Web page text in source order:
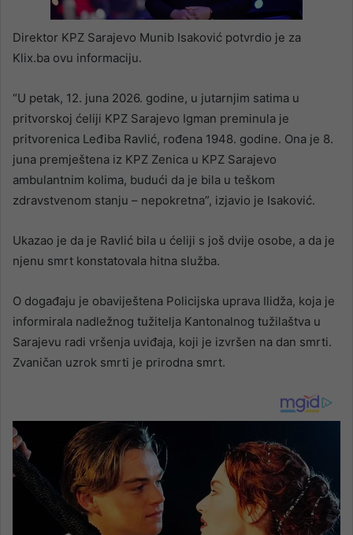
Direktor KPZ Sarajevo Munib Isaković potvrdio je za
Klix.ba ovu informaciju.
“U petak, 12. juna 2026. godine, u jutarnjim satima u
pritvorskoj ćeliji KPZ Sarajevo Igman preminula je
pritvorenica Leđiba Ravlić, rođena 1948. godine. Ona je 8.
juna premještena iz KPZ Zenica u KPZ Sarajevo
ambulantnim kolima, budući da je bila u teškom
zdravstvenom stanju – nepokretna”, izjavio je Isaković.
Ukazao je da je Ravlić bila u ćeliji s još dvije osobe, a da je
njenu smrt konstatovala hitna služba.
O događaju je obaviještena Policijska uprava Ilidža, koja je
informirala nadležnog tužitelja Kantonalnog tužilaštva u
Sarajevu radi vršenja uviđaja, koji je izvršen na dan smrti.
Zvaničan uzrok smrti je prirodna smrt.